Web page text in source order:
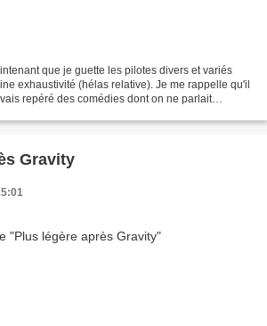
que je guette les pilotes divers et variés
exhaustivité (hélas relative). Je me rappelle qu'il
repéré des comédies dont on ne parlait
Gravity